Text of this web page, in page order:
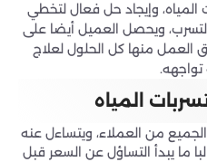
وإيجاد حل فعال لتخطي
ويحصل العميل أيضا على
العمل منها كل الحلول لعلاج
المياه
من العملاء، ويتساءل عنه
ما يبدأ التساؤل عن السعر قبل